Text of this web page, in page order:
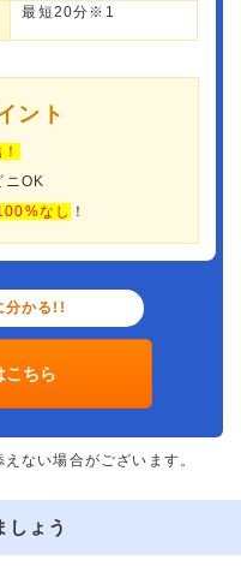
最短20分※1
ント
OK
なし ！
分かる!!
こちら
ない場合がございます。
しょう